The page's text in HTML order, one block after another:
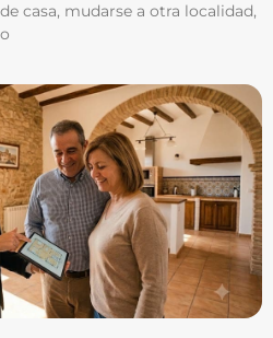
casa, mudarse a otra localidad,